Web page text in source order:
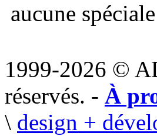
aucune
1999-2026 ©
réservés. - À
\ design +